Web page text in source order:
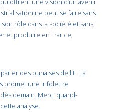
offrent une vision d’un avenir
ne peut se faire sans
rôle dans la société et sans
et produire en France,
des punaises de lit ! La
promet une infolettre
demain. Merci quand-
analyse.